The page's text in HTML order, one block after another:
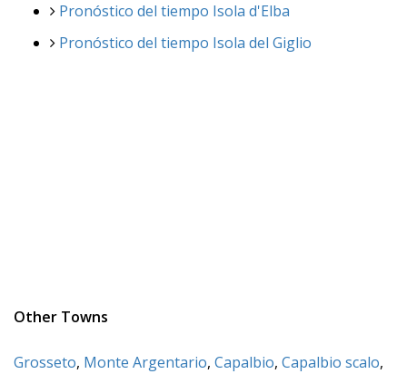
Pronóstico del tiempo Isola d'Elba
Pronóstico del tiempo Isola del Giglio
Other Towns
Grosseto, Monte Argentario, Capalbio, Capalbio scalo,